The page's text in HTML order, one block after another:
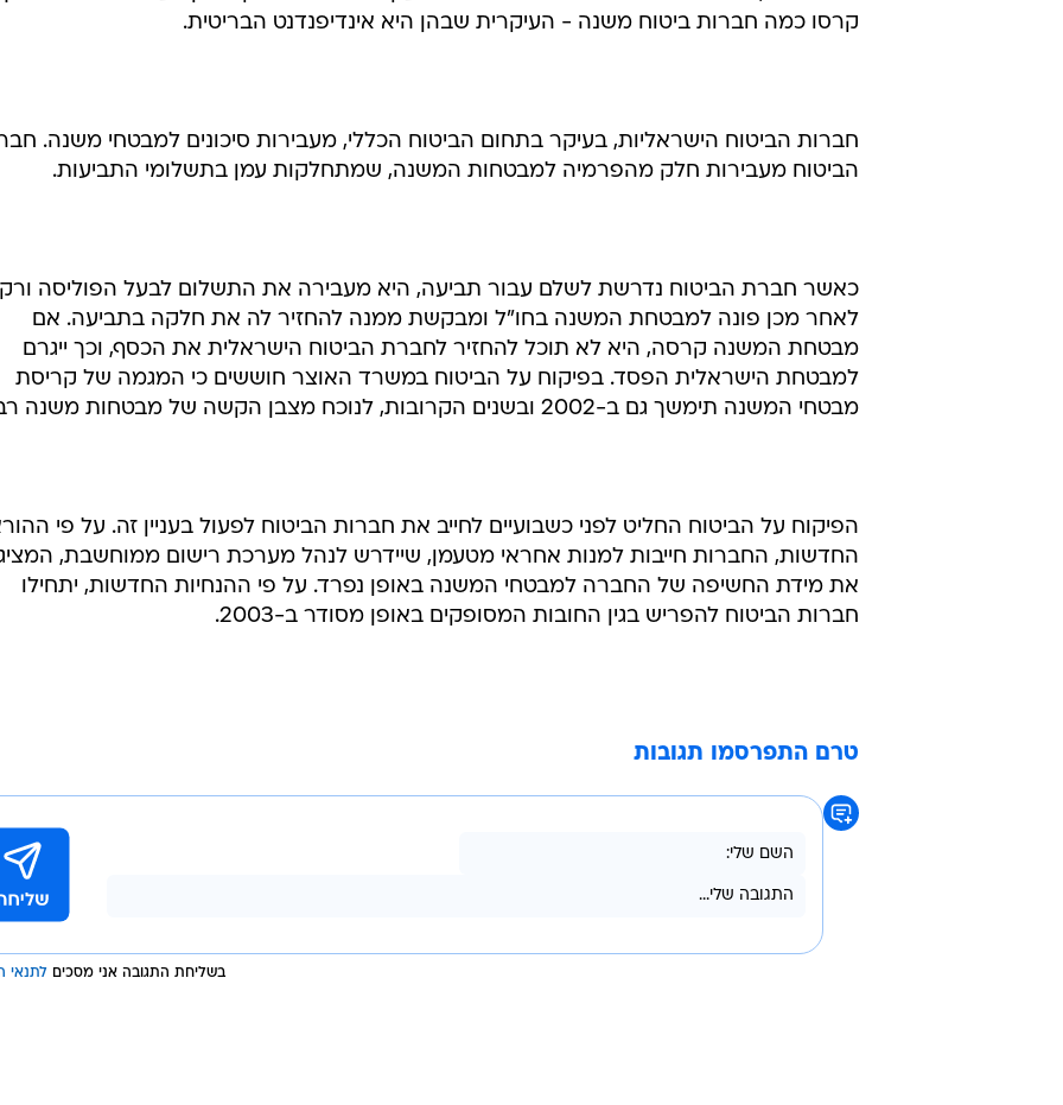
קרסו כמה חברות ביטוח משנה - העיקרית שבהן היא אינדיפנדנט הבריטית.
חברות הביטוח הישראליות, בעיקר בתחום הביטוח הכללי, מעבירות סיכונים למבטחי משנה.
הביטוח מעבירות חלק מהפרמיה למבטחות המשנה, שמתחלקות עמן בתשלומי התביעות.
כאשר חברת הביטוח נדרשת לשלם עבור תביעה, היא מעבירה את התשלום לבעל הפוליסה ורק
לאחר מכן פונה למבטחת המשנה בחו"ל ומבקשת ממנה להחזיר לה את חלקה בתביעה. אם
מבטחת המשנה קרסה, היא לא תוכל להחזיר לחברת הביטוח הישראלית את הכסף, וכך ייגרם
למבטחת הישראלית הפסד. בפיקוח על הביטוח במשרד האוצר חוששים כי המגמה של קריסת
מבטחי המשנה תימשך גם ב-2002 ובשנים הקרובות, לנוכח מצבן הקשה של מבטחות משנה רבות.
הפיקוח על הביטוח החליט לפני כשבועיים לחייב את חברות הביטוח לפעול בעניין זה. על פי
החדשות, החברות חייבות למנות אחראי מטעמן, שיידרש לנהל מערכת רישום ממוחשבת,
את מידת החשיפה של החברה למבטחי המשנה באופן נפרד. על פי ההנחיות החדשות, יתחילו
חברות הביטוח להפריש בגין החובות המסופקים באופן מסודר ב-2003.
טרם התפרסמו תגובות
בשליחת התגובה אני מסכים לתנאי